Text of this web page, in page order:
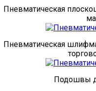
Пневматическая
Пневматическая
Подошвы